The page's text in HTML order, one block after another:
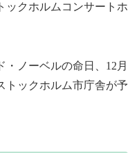
クホルムコンサートホ
・ノーベルの命日、12月
トックホルム市庁舎が予